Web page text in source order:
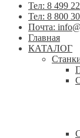
Тел: 8 499
Тел: 8 800
Почта:
Главная
КАТАЛОГ